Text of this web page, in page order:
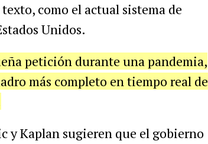
como el actual sistema de
Unidos.
petición durante una pandemia,
más completo en tiempo real de
y Kaplan sugieren que el gobierno